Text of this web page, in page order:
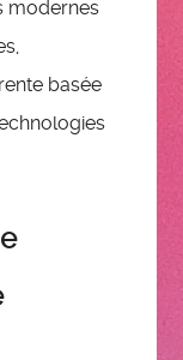
modernes
basée